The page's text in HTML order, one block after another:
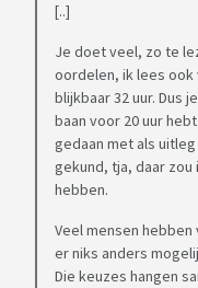
[..]
Je doet veel, zo te
oordelen, ik lees ook
blijkbaar 32 uur. Dus
baan voor 20 uur
gedaan met als
gekund, tja, daar
hebben.
Veel mensen
er niks anders
Die keuzes hangen